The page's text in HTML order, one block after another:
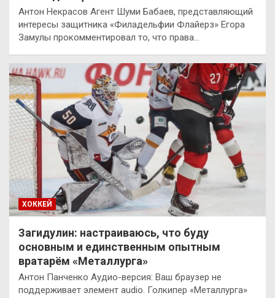
Антон Некрасов Агент Шуми Бабаев, представляющий
интересы защитника «Филадельфии Флайерз» Егора
Замулы прокомментировал то, что права…
ХОККЕЙ
Загидулин: настраиваюсь, что буду
основным и единственным опытным
вратарём «Металлурга»
Антон Панченко Аудио-версия: Ваш браузер не
поддерживает элемент audio. Голкипер «Металлурга»